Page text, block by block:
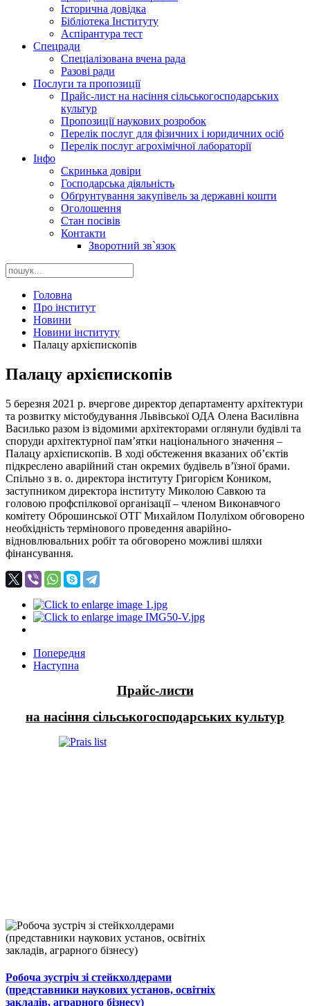
Історична довідка
Бібліотека Інституту
Аспірантура тест
Спецради
Спеціалізована вчена рада
Разові ради
Послуги та пропозиції
Прайс-лист на насіння сільськогосподарських
культур
Пропозиції наукових розробок
Перелік послуг для фізичних і юридичних осіб
Перелік послуг агрохімічної лабораторії
Інфо
Скринька довіри
Господарська діяльність
Обґрунтування закупівель за державні кошти
Оголошення
Стан посівів
Контакти
Зворотний зв`язок
Головна
Про інститут
Новини
Новини інституту
Палацу архієпископів
Палацу архієпископів
5 березня 2021 р. вчергове директор департаменту архітектури
та розвитку містобудування Львівської ОДА Олена Василівна
Василько разом із відомими архітекторами оглянули будівлі та
споруди архітектурної пам’ятки національного значення ‒
Палацу архієпископів. В ході обстеження вказаних об’єктів
підкреслено аварійний стан окремих будівель в’їзної брами.
Спільно з в. о. директора інституту Григорієм Коником,
заступником директора інституту Миколою Савкою та
головою профспілкової організації ‒ членом Виконавчого
комітету Оброшинської ОТГ Михайлом Полуліхом обговорено
необхідність термінового проведення аварійно-
відновлювальних робіт та обговорено можливі шляхи
фінансування.
Попередня
Наступна
Прайс-листи
на насіння сільськогосподарських культур
Робоча зустріч зі стейкхолдерами
(представники наукових установ, освітніх
закладів, аграрного бізнесу)